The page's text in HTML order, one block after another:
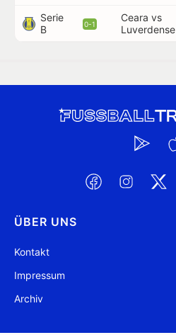
Serie
B
0-1
Ceara vs
Luverdense
ÜBER UNS
Kontakt
Impressum
Archiv